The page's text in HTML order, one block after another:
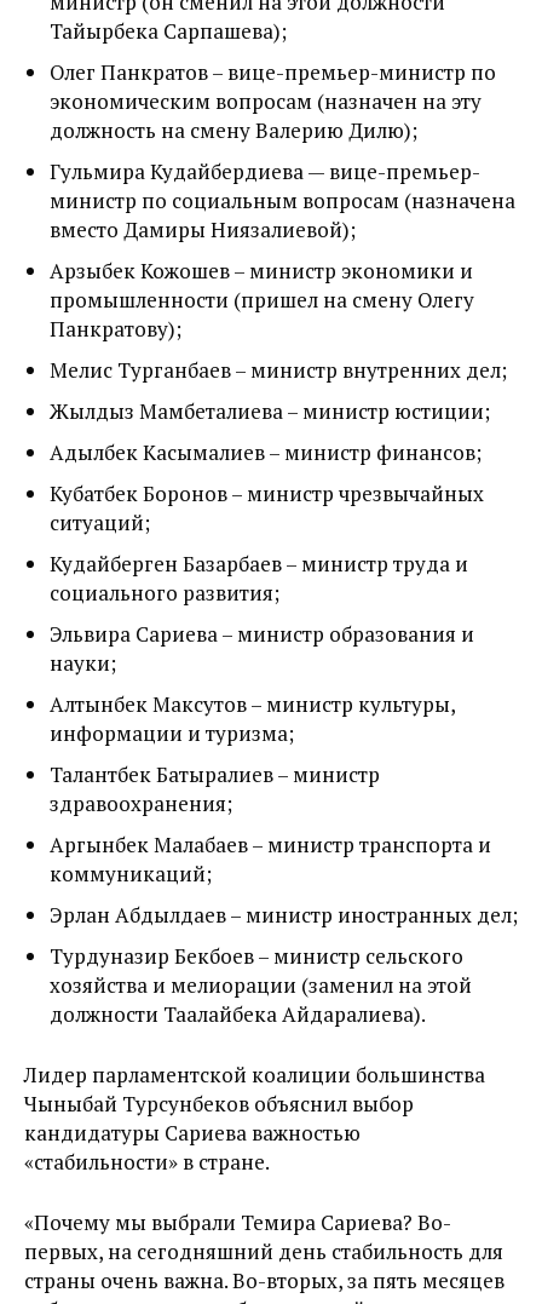
Тайырбека Сарпашева);
Олег Панкратов – вице-премьер-министр по
экономическим вопросам (назначен на эту
должность на смену Валерию Дилю);
Гульмира Кудайбердиева — вице-премьер-
министр по социальным вопросам (назначена
вместо Дамиры Ниязалиевой);
Арзыбек Кожошев – министр экономики и
промышленности (пришел на смену Олегу
Панкратову);
Мелис Турганбаев – министр внутренних дел;
Жылдыз Мамбеталиева – министр юстиции;
Адылбек Касымалиев – министр финансов;
Кубатбек Боронов – министр чрезвычайных
ситуаций;
Кудайберген Базарбаев – министр труда и
социального развития;
Эльвира Сариева – министр образования и
науки;
Алтынбек Максутов – министр культуры,
информации и туризма;
Талантбек Батыралиев – министр
здравоохранения;
Аргынбек Малабаев – министр транспорта и
коммуникаций;
Эрлан Абдылдаев – министр иностранных дел;
Турдуназир Бекбоев – министр сельского
хозяйства и мелиорации (заменил на этой
должности Таалайбека Айдаралиева).
Лидер парламентской коалиции большинства
Чыныбай Турсунбеков объяснил выбор
кандидатуры Сариева важностью
«стабильности» в стране.
«Почему мы выбрали Темира Сариева? Во-
первых, на сегодняшний день стабильность для
страны очень важна. Во-вторых, за пять месяцев